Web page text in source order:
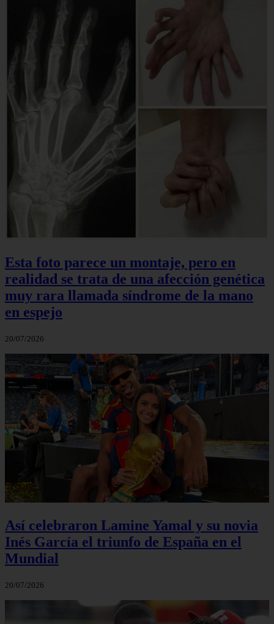
Esta foto parece un montaje, pero en
realidad se trata de una afección genética
muy rara llamada síndrome de la mano
en espejo
20/07/2026
Así celebraron Lamine Yamal y su novia
Inés García el triunfo de España en el
Mundial
20/07/2026